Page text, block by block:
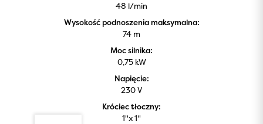
48 l/min
Wysokość podnoszenia maksymalna:
74 m
Moc silnika:
0,75 kW
Napięcie:
230 V
Króciec tłoczny:
1''x 1''